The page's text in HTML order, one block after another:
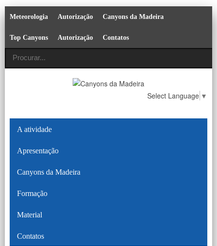
Meteorologia Autorização Canyons da Madeira
Top Canyons Autorização Contatos
Select Language ▼
A atividade
Apresentação
Canyons da Madeira
Formação
Material
Contatos